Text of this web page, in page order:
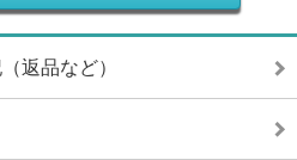
返品など）